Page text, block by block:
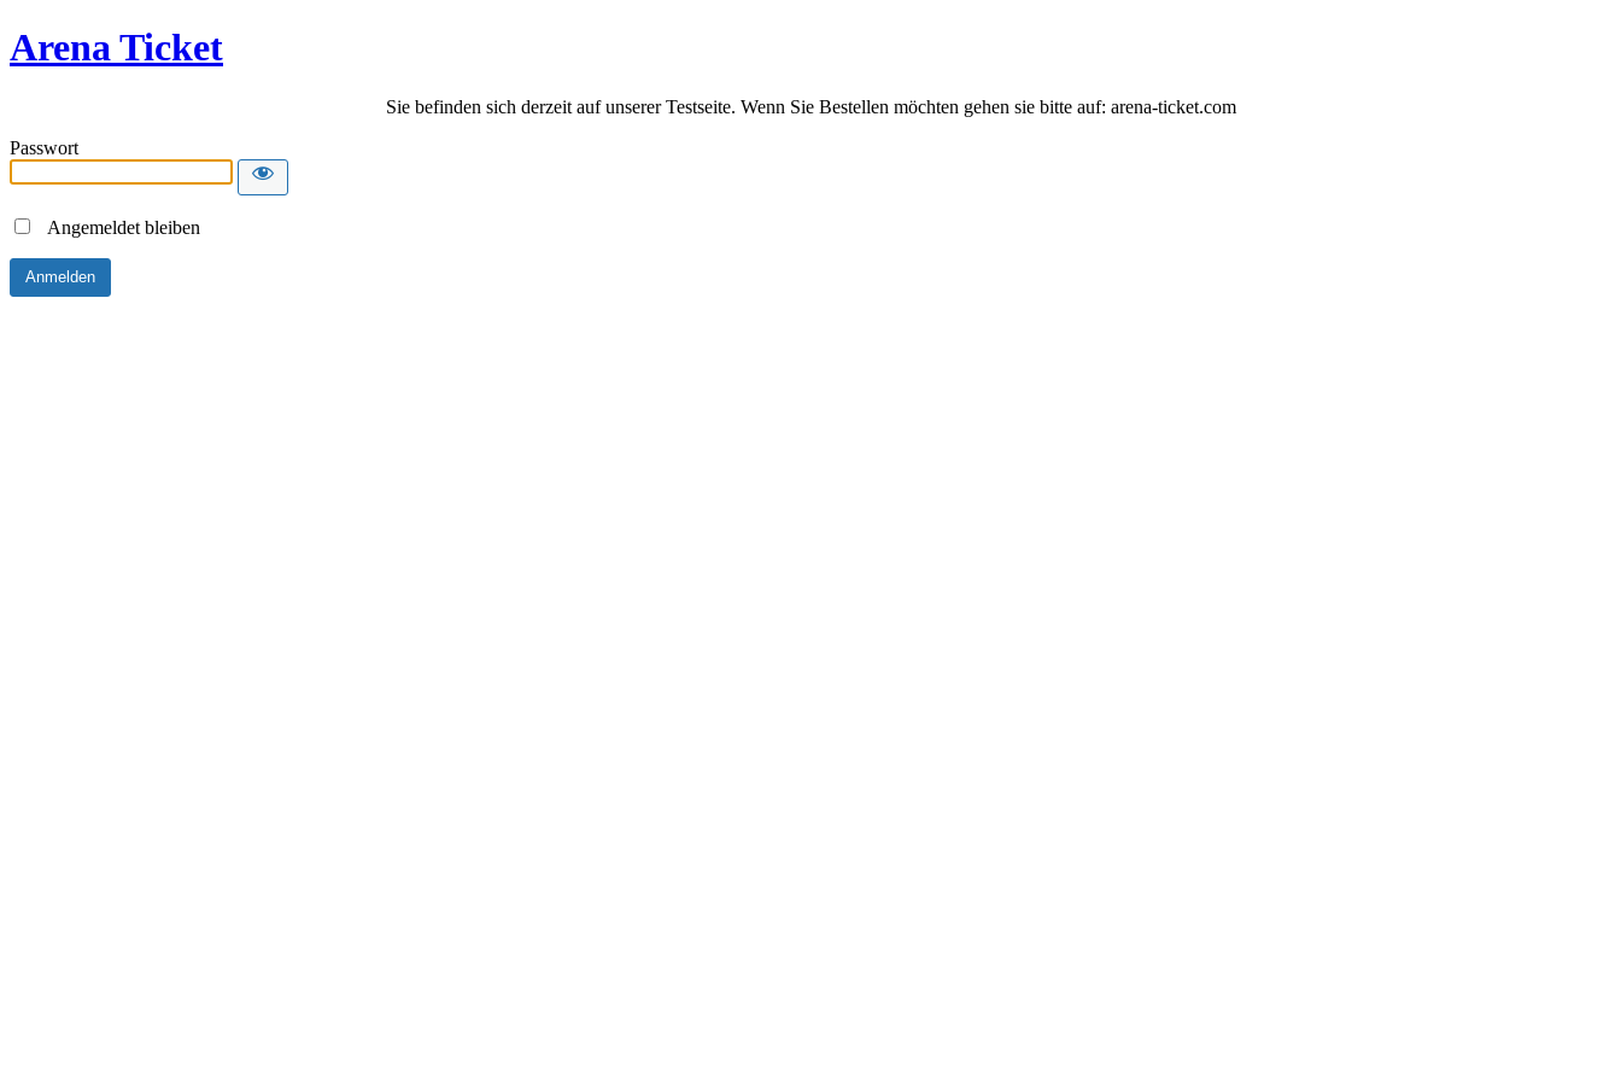
Arena Ticket
Sie befinden sich derzeit auf unserer Testseite. Wenn Sie Bestellen möchten gehen sie bitte auf: arena-ticket.com
Passwort
Angemeldet bleiben